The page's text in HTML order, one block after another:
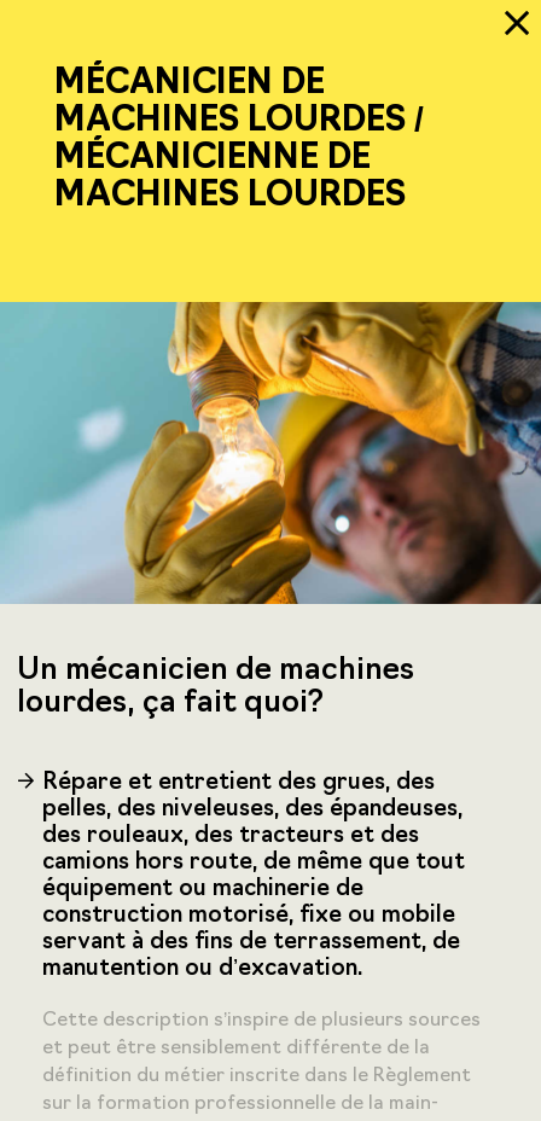
MÉCANICIEN DE
MACHINES LOURDES /
MÉCANICIENNE DE
MACHINES LOURDES
Un mécanicien de machines
lourdes, ça fait quoi?
Répare et entretient des grues, des
pelles, des niveleuses, des épandeuses,
des rouleaux, des tracteurs et des
camions hors route, de même que tout
équipement ou machinerie de
construction motorisé, fixe ou mobile
servant à des fins de terrassement, de
manutention ou d’excavation.
Cette description s’inspire de plusieurs sources
et peut être sensiblement différente de la
définition du métier inscrite dans le Règlement
sur la formation professionnelle de la main-